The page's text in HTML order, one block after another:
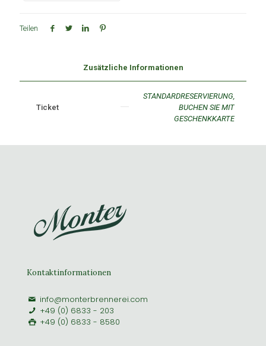
Teilen
Zusätzliche Informationen
Ticket
STANDARDRESERVIERUNG,
BUCHEN SIE MIT
GESCHENKKARTE
Kontaktinformationen
info@monterbrennerei.com
+49 (0) 6833 - 203
+49 (0) 6833 - 8580